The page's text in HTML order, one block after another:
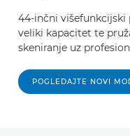
44-inčni višefunkcijski
veliki kapacitet te
skeniranje uz
POGLEDAJTE NOVI